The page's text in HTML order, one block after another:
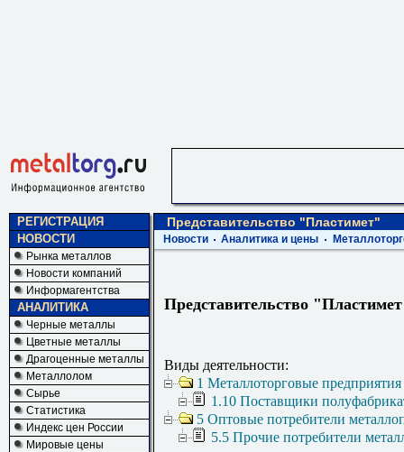
РЕГИСТРАЦИЯ
НОВОСТИ
Рынка металлов
Новости компаний
Информагентства
АНАЛИТИКА
Черные металлы
Цветные металлы
Драгоценные металлы
Металлолом
Сырье
Статистика
Индекс цен России
Мировые цены
Представительство "Пластимет"
Новости Аналитика и цены
Представительство
Виды деятельности:
1 Металлоторговые
1.10 Поставщики
5 Оптовые потребители
5.5 Прочие потребители